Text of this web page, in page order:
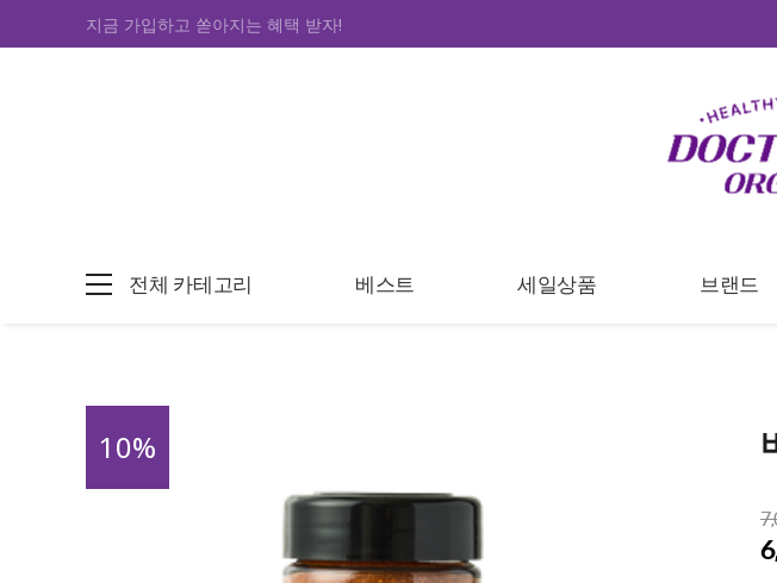
지금 가입하고 쏟아지는 혜택 받자!
전체 카테고리 베스트 세일상품 브랜드
10%